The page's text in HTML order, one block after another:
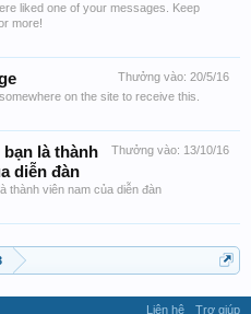
liked one of your messages. Keep
more!
Thưởng vào: 20/5/16
on the site to receive this.
Thưởng vào: 13/10/16
là thành
diễn đàn
thành viên nam của diễn đàn
Liên hệ Trợ giúp